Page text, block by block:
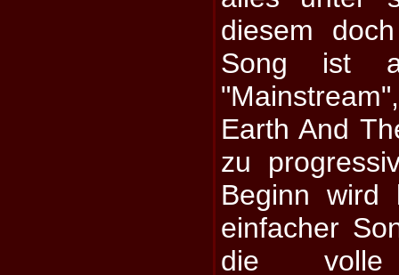
diesem
Song ist
Earth And
zu
Beginn wird
einfacher
die volle